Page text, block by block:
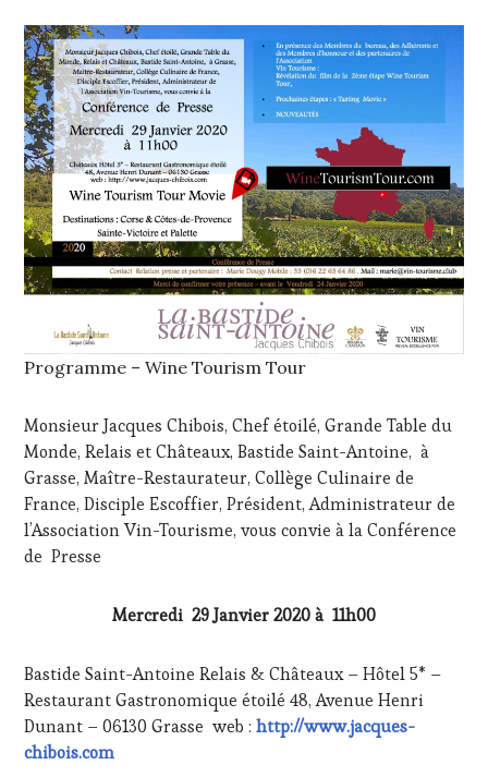
TOUR,
WINE
TOURISM
TOUR
MOVIE,
WINETASTINGVOUCHER.COM
Programme – Wine Tourism Tour
Monsieur Jacques Chibois, Chef étoilé, Grande Table du
Monde, Relais et Châteaux, Bastide Saint-Antoine, à
Grasse, Maître-Restaurateur, Collège Culinaire de
France, Disciple Escoffier, Président, Administrateur de
l’Association Vin-Tourisme, vous convie à la Conférence
de Presse
Mercredi 29 Janvier 2020 à 11h00
Bastide Saint-Antoine Relais & Châteaux – Hôtel 5* –
Restaurant Gastronomique étoilé 48, Avenue Henri
Dunant – 06130 Grasse web :http://www.jacques-
chibois.com